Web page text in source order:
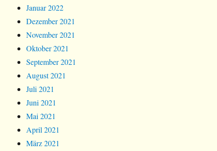
Januar 2022
Dezember 2021
November 2021
Oktober 2021
September 2021
August 2021
Juli 2021
Juni 2021
Mai 2021
April 2021
März 2021